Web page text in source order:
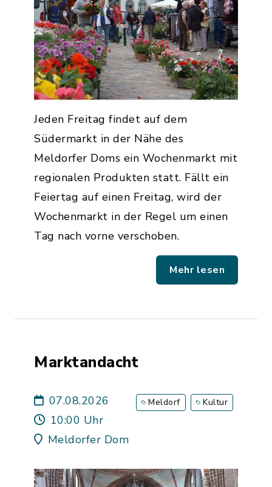
Jeden Freitag findet auf dem
Südermarkt in der Nähe des
Meldorfer Doms ein Wochenmarkt mit
regionalen Produkten statt. Fällt ein
Feiertag auf einen Freitag, wird der
Wochenmarkt in der Regel um einen
Tag nach vorne verschoben.
Mehr lesen
Marktandacht
07.08.2026
10:00 Uhr
Meldorfer Dom
Meldorf Kultur